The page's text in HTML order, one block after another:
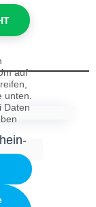
auf
unten.
Daten